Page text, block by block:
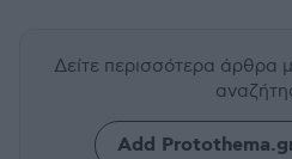
Δείτε περισσότερα άρθρα
Add